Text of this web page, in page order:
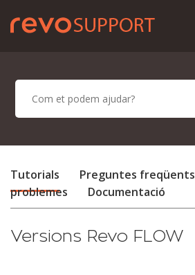
Tutorials Preguntes freqüents
problemes
Documentació
Versions Revo FLOW